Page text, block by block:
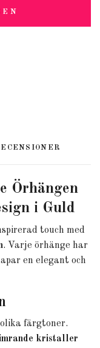
Örhängen
i Guld
touch med
. Varje örhänge har
en elegant och
färgtoner.
kristaller